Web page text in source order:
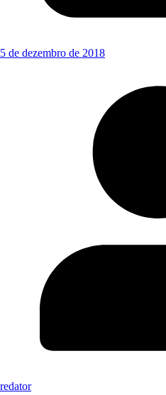
5 de dezembro de 2018
redator